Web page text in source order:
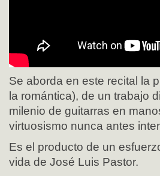
Se aborda en este recital la
la romántica), de un trabajo
milenio de guitarras en
virtuosismo nunca antes
Es el producto de un
vida de José Luis Pastor.